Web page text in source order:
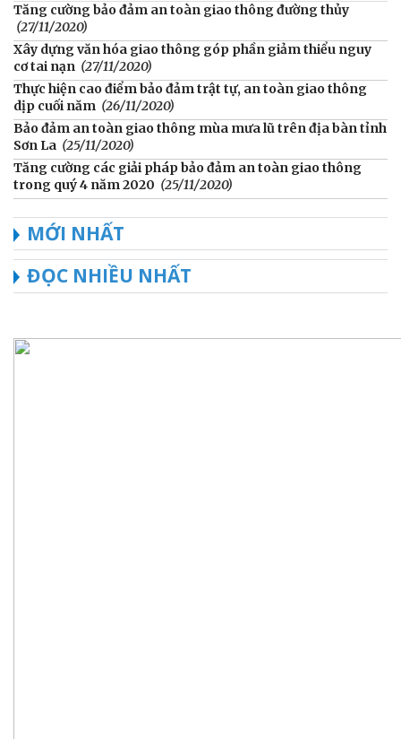
Tăng cường bảo đảm an toàn giao thông đường thủy
(27/11/2020)
Xây dựng văn hóa giao thông góp phần giảm thiểu nguy
cơ tai nạn (27/11/2020)
Thực hiện cao điểm bảo đảm trật tự, an toàn giao thông
dịp cuối năm (26/11/2020)
Bảo đảm an toàn giao thông mùa mưa lũ trên địa bàn tỉnh
Sơn La (25/11/2020)
Tăng cường các giải pháp bảo đảm an toàn giao thông
trong quý 4 năm 2020 (25/11/2020)
MỚI NHẤT
ĐỌC NHIỀU NHẤT